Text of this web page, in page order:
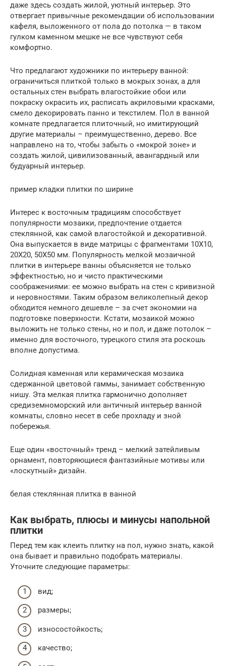
даже здесь создать жилой, уютный интерьер. Это
отвергает привычные рекомендации об использовании
кафеля, выложенного от пола до потолка — в таком
гулком каменном мешке не все чувствуют себя
комфортно.
Что предлагают художники по интерьеру ванной:
ограничиться плиткой только в мокрых зонах, а для
остальных стен выбрать влагостойкие обои или
покраску окрасить их, расписать акриловыми красками,
смело декорировать панно и текстилем. Пол в ванной
комнате предлагается плиточный, но имитирующий
другие материалы – преимущественно, дерево. Все
направлено на то, чтобы забыть о «мокрой зоне» и
создать жилой, цивилизованный, авангардный или
будуарный интерьер.
пример кладки плитки по ширине
Интерес к восточным традициям способствует
популярности мозаики, предпочтение отдается
стеклянной, как самой влагостойкой и декоративной.
Она выпускается в виде матрицы с фрагментами 10Х10,
20Х20, 50Х50 мм. Популярность мелкой мозаичной
плитки в интерьере ванны объясняется не только
эффектностью, но и чисто практическими
соображениями: ее можно выбрать на стен с кривизной
и неровностями. Таким образом великолепный декор
обходится немного дешевле – за счет экономии на
подготовке поверхности. Кстати, мозаикой можно
выложить не только стены, но и пол, и даже потолок –
именно для восточного, турецкого стиля эта роскошь
вполне допустима.
Солидная каменная или керамическая мозаика
сдержанной цветовой гаммы, занимает собственную
нишу. Эта мелкая плитка гармонично дополняет
средиземноморский или античный интерьер ванной
комнаты, словно несет в себе прохладу и зной
побережья.
Еще один «восточный» тренд – мелкий затейливым
орнамент, повторяющиеся фантазийные мотивы или
«лоскутный» дизайн.
белая стеклянная плитка в ванной
Как выбрать, плюсы и минусы напольной
плитки
Перед тем как клеить плитку на пол, нужно знать, какой
она бывает и правильно подобрать материалы.
Уточните следующие параметры:
вид;
размеры;
износостойкость;
качество;